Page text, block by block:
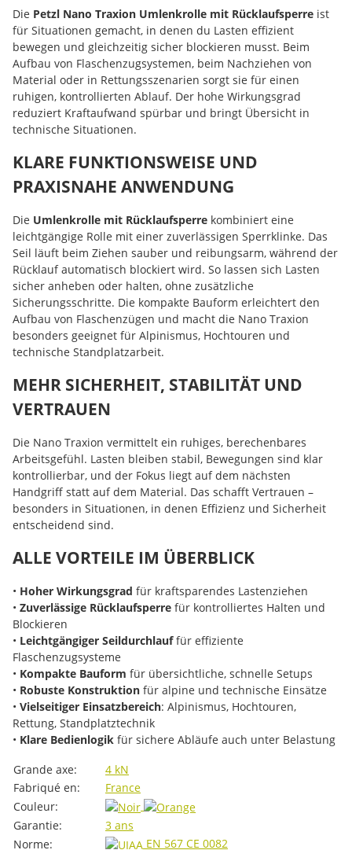
Die Petzl Nano Traxion Umlenkrolle mit Rücklaufsperre ist
für Situationen gemacht, in denen du Lasten effizient
bewegen und gleichzeitig sicher blockieren musst. Beim
Aufbau von Flaschenzugsystemen, beim Nachziehen von
Material oder in Rettungsszenarien sorgt sie für einen
ruhigen, kontrollierten Ablauf. Der hohe Wirkungsgrad
reduziert Kraftaufwand spürbar und bringt Übersicht in
technische Situationen.
KLARE FUNKTIONSWEISE UND
PRAXISNAHE ANWENDUNG
Die Umlenkrolle mit Rücklaufsperre kombiniert eine
leichtgängige Rolle mit einer zuverlässigen Sperrklinke. Das
Seil läuft beim Ziehen sauber und reibungsarm, während der
Rücklauf automatisch blockiert wird. So lassen sich Lasten
sicher anheben oder halten, ohne zusätzliche
Sicherungsschritte. Die kompakte Bauform erleichtert den
Aufbau von Flaschenzügen und macht die Nano Traxion
besonders geeignet für Alpinismus, Hochtouren und
technische Standplatzarbeit.
MEHR SICHERHEIT, STABILITÄT UND
VERTRAUEN
Die Nano Traxion vermittelt ein ruhiges, berechenbares
Arbeitsgefühl. Lasten bleiben stabil, Bewegungen sind klar
kontrollierbar, und der Fokus liegt auf dem nächsten
Handgriff statt auf dem Material. Das schafft Vertrauen –
besonders in Situationen, in denen Effizienz und Sicherheit
entscheidend sind.
ALLE VORTEILE IM ÜBERBLICK
• Hoher Wirkungsgrad für kraftsparendes Lastenziehen
• Zuverlässige Rücklaufsperre für kontrolliertes Halten und
Blockieren
• Leichtgängiger Seildurchlauffür effiziente
Flaschenzugsysteme
• Kompakte Bauform für übersichtliche, schnelle Setups
• Robuste Konstruktion für alpine und technische Einsätze
• Vielseitiger Einsatzbereich: Alpinismus, Hochtouren,
Rettung, Standplatztechnik
• Klare Bedienlogik für sichere Abläufe auch unter Belastung
#productDetails.itemInformation#
#productDetails.itemValue#
Grande axe:
4 kN
Fabriqué en:
France
Couleur:
Garantie:
3 ans
Norme:
EN 567 CE 0082